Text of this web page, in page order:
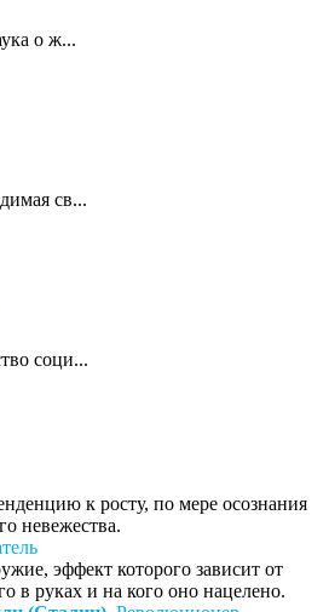
о ж...
св...
соци...
к росту, по мере осознания
невежества.
эффект которого зависит от
в руках и на кого оно нацелено.